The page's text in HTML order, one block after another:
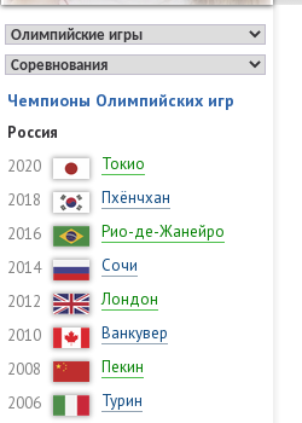
Чемпионы Олимпийских игр
Россия
2020
Токио
2018
Пхёнчхан
2016
Рио-де-Жанейро
2014
Сочи
2012
Лондон
2010
Ванкувер
2008
Пекин
2006
Турин